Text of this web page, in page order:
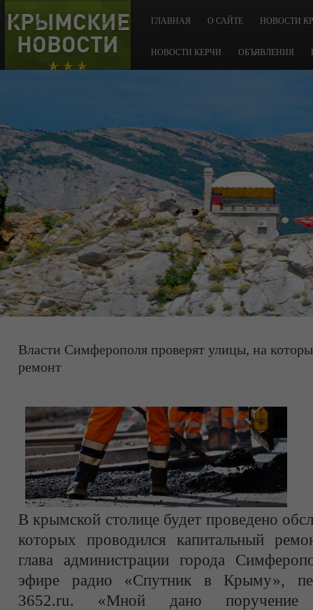
КРЫМСКИЕ
НОВОСТИ
ГЛАВНАЯ О САЙТЕ НОВОСТИ
НОВОСТИ КЕРЧИ ОБЪЯВЛЕНИЯ
Власти Симферополя проверят улицы, на
ремонт
В крымской столице будет проведено
которых проводился капитальный
глава администрации города
эфире радио «Спутник в Крыму»,
3652.ru. «Мной дано поручение